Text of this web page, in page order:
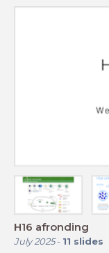
H16 afronding
July 2025- 11 slides